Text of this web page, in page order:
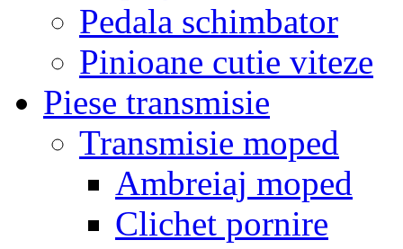
Pedala schimbator
Pinioane cutie viteze
Piese transmisie
Transmisie moped
Ambreiaj moped
Clichet pornire